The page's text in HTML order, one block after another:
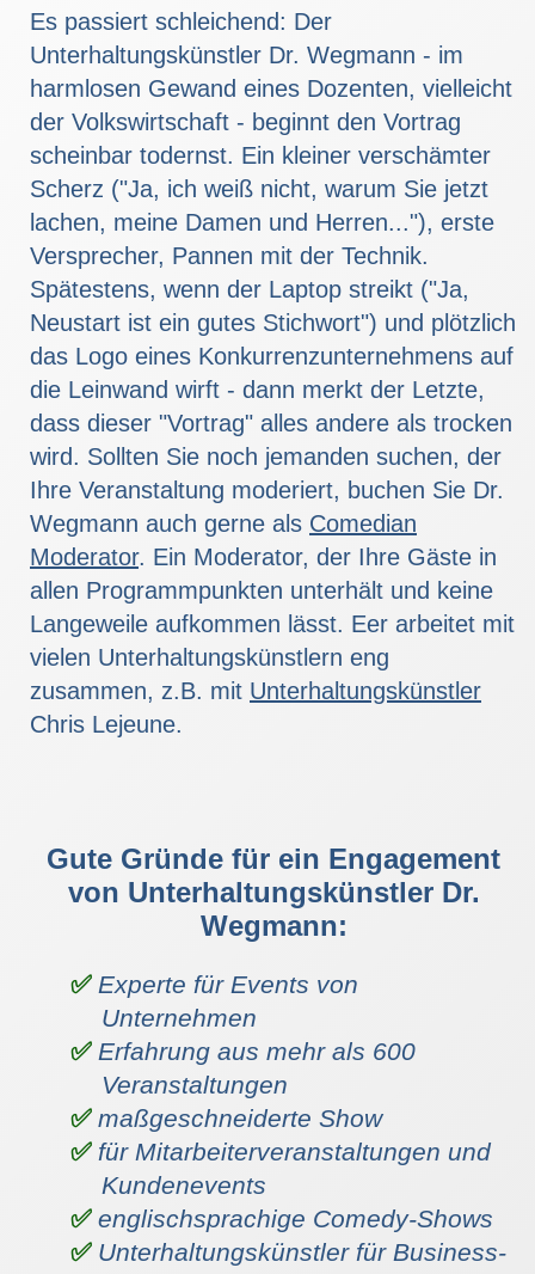
Es passiert schleichend: Der
Unterhaltungskünstler Dr. Wegmann - im
harmlosen Gewand eines Dozenten, vielleicht
der Volkswirtschaft - beginnt den Vortrag
scheinbar todernst. Ein kleiner verschämter
Scherz ("Ja, ich weiß nicht, warum Sie jetzt
lachen, meine Damen und Herren..."), erste
Versprecher, Pannen mit der Technik.
Spätestens, wenn der Laptop streikt ("Ja,
Neustart ist ein gutes Stichwort") und plötzlich
das Logo eines Konkurrenzunternehmens auf
die Leinwand wirft - dann merkt der Letzte,
dass dieser "Vortrag" alles andere als trocken
wird. Sollten Sie noch jemanden suchen, der
Ihre Veranstaltung moderiert, buchen Sie Dr.
Wegmann auch gerne als Comedian
Moderator. Ein Moderator, der Ihre Gäste in
allen Programmpunkten unterhält und keine
Langeweile aufkommen lässt. Eer arbeitet mit
vielen Unterhaltungskünstlern eng
zusammen, z.B. mit Unterhaltungskünstler
Chris Lejeune.
Gute Gründe für ein Engagement
von Unterhaltungskünstler Dr.
Wegmann:
Experte für Events von
Unternehmen
Erfahrung aus mehr als 600
Veranstaltungen
maßgeschneiderte Show
für Mitarbeiterveranstaltungen und
Kundenevents
englischsprachige Comedy-Shows
Unterhaltungskünstler für Business-